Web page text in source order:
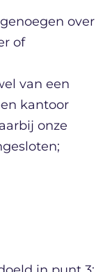
over
of
van een
kantoor
onze